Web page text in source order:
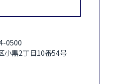
0500
黒2丁目10番54号